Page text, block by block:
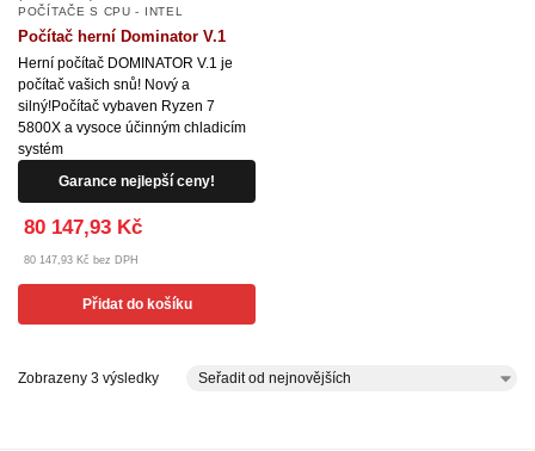
POČÍTAČE S CPU - INTEL
Počítač herní Dominator V.1
Herní počítač DOMINATOR V.1 je
počítač vašich snů! Nový a
silný!Počítač vybaven Ryzen 7
5800X a vysoce účinným chladicím
systém
Garance nejlepší ceny!
80 147,93 Kč
80 147,93 Kč bez DPH
Přidat do košíku
Zobrazeny 3 výsledky